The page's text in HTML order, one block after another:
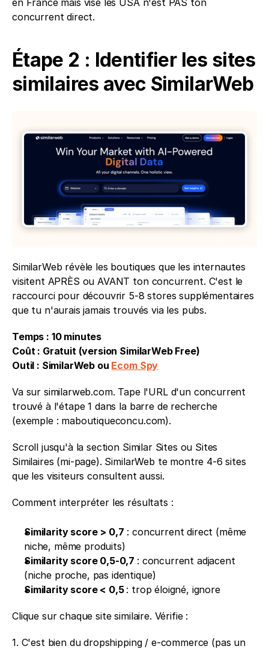
en France mais vise les USA n'est PAS ton
concurrent direct.
Étape 2 : Identifier les sites
similaires avec SimilarWeb
SimilarWeb révèle les boutiques que les internautes
visitent APRÈS ou AVANT ton concurrent. C'est le
raccourci pour découvrir 5-8 stores supplémentaires
que tu n'aurais jamais trouvés via les pubs.
Temps : 10 minutes
Coût : Gratuit (version SimilarWeb Free)
Outil : SimilarWeb ou Ecom Spy
Va sur similarweb.com. Tape l'URL d'un concurrent
trouvé à l'étape 1 dans la barre de recherche
(exemple : maboutiqueconcu.com).
Scroll jusqu'à la section Similar Sites ou Sites
Similaires (mi-page). SimilarWeb te montre 4-6 sites
que les visiteurs consultent aussi.
Comment interpréter les résultats :
Similarity score > 0,7 : concurrent direct (même
niche, même produits)
Similarity score 0,5-0,7 : concurrent adjacent
(niche proche, pas identique)
Similarity score < 0,5 : trop éloigné, ignore
Clique sur chaque site similaire. Vérifie :
1. C'est bien du dropshipping / e-commerce (pas un